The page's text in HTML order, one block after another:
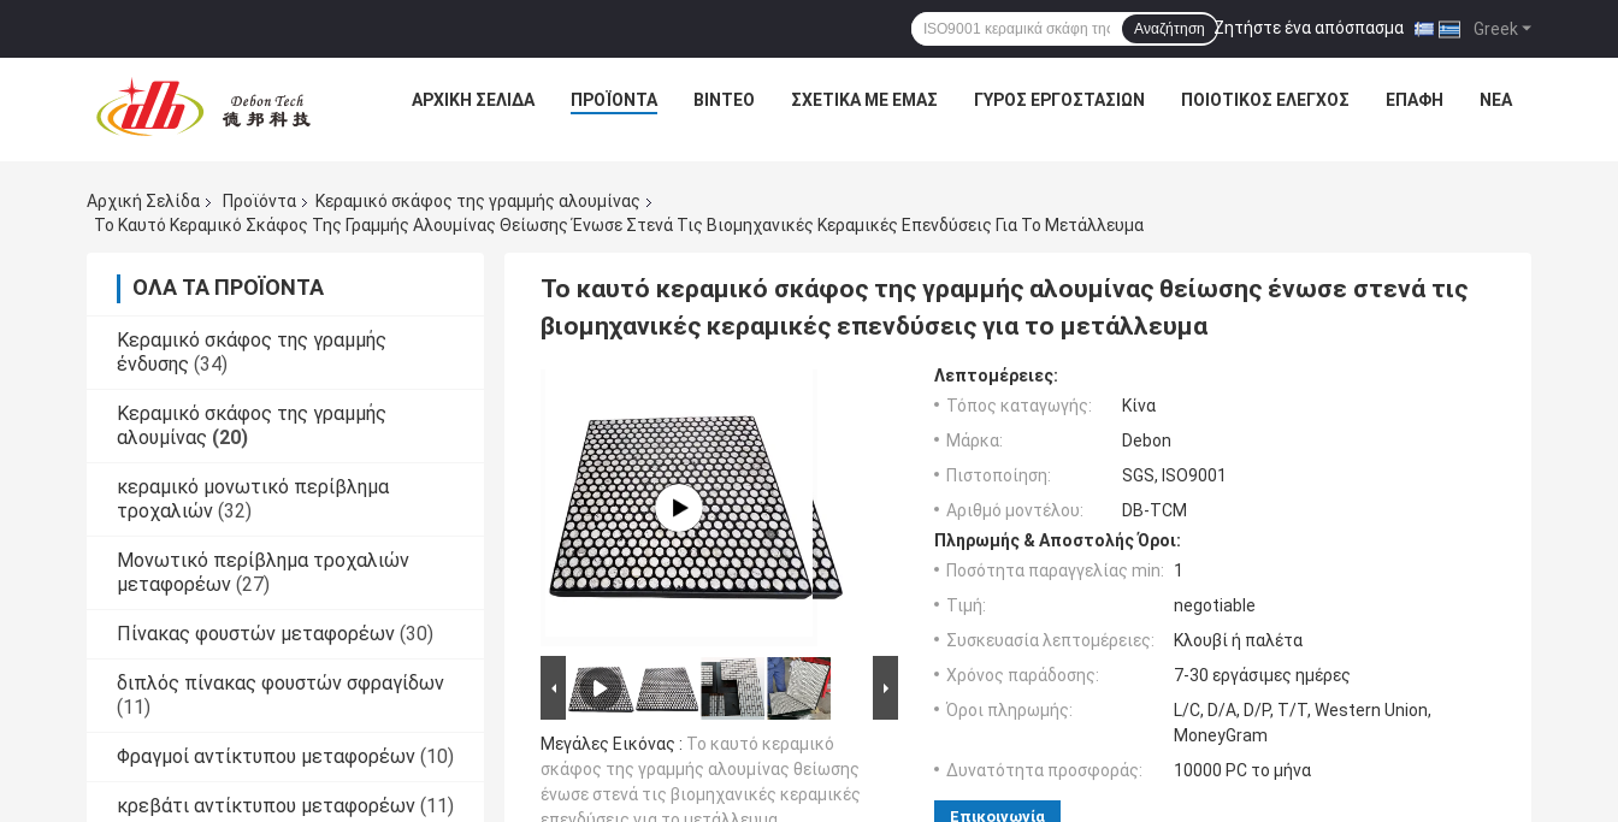
Greek
Ζητήστε ένα απόσπασμα |
Αναζήτηση
ΑΡΧΙΚΉ ΣΕΛΊΔΑ ΠΡΟΪΌΝΤΑ ΒΊΝΤΕΟ ΣΧΕΤΙΚΆ ΜΕ ΕΜΆΣ ΓΎΡΟΣ ΕΡΓΟΣΤΑΣΊΩΝ ΠΟΙΟΤΙΚΌΣ ΈΛΕΓΧΟΣ ΕΠΑΦΉ ΝΈΑ
Αρχική Σελίδα Προϊόντα
Κεραμικό σκάφος της γραμμής αλουμίνας
Το Καυτό Κεραμικό Σκάφος Της Γραμμής Αλουμίνας Θείωσης Ένωσε Στενά Τις Βιομηχανικές Κεραμικές Επενδύσεις Για Το Μετάλλευμα
ΌΛΑ ΤΑ ΠΡΟΪΌΝΤΑ
Κεραμικό σκάφος της γραμμής
ένδυσης (34)
Κεραμικό σκάφος της γραμμής
αλουμίνας (20)
κεραμικό μονωτικό περίβλημα
τροχαλιών (32)
Μονωτικό περίβλημα τροχαλιών
μεταφορέων (27)
Πίνακας φουστών μεταφορέων (30)
διπλός πίνακας φουστών σφραγίδων
(11)
Φραγμοί αντίκτυπου μεταφορέων (10)
κρεβάτι αντίκτυπου μεταφορέων (11)
Το καυτό κεραμικό σκάφος της γραμμής αλουμίνας θείωσης ένωσε στενά τις
βιομηχανικές κεραμικές επενδύσεις για το μετάλλευμα
Μεγάλες Εικόνας : Το καυτό κεραμικό
σκάφος της γραμμής αλουμίνας θείωσης
ένωσε στενά τις βιομηχανικές κεραμικές
Λεπτομέρειες:
Τόπος καταγωγής:
Κίνα
Μάρκα:
Debon
Πιστοποίηση:
SGS, ISO9001
Αριθμό μοντέλου:
DB-TCM
Πληρωμής & Αποστολής Όροι:
Ποσότητα παραγγελίας min:
1
Τιμή:
negotiable
Συσκευασία λεπτομέρειες:
Κλουβί ή παλέτα
Χρόνος παράδοσης:
7-30 εργάσιμες ημέρες
Όροι πληρωμής:
L/C, D/A, D/P, T/T, Western Union,
MoneyGram
Δυνατότητα προσφοράς:
10000 PC το μήνα
Επικοινωνία